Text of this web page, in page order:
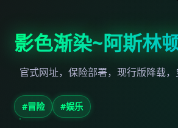
影色渐染~阿斯林
官式网址，保险部署，现行版降载
#冒险 #娱乐